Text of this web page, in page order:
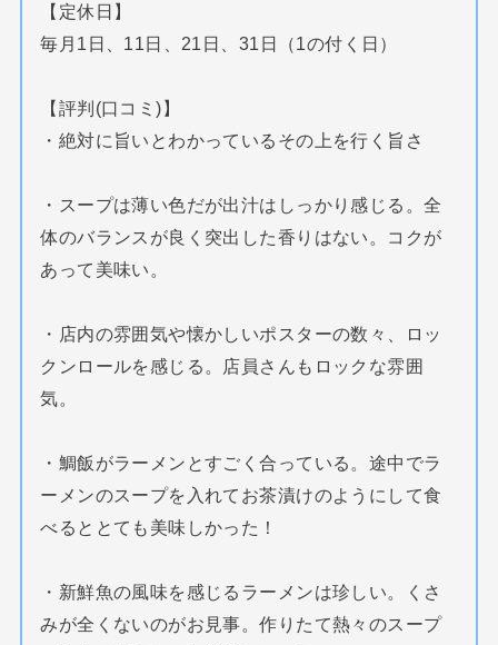
【定休日】
毎月1日、11日、21日、31日（1の付く日）
【評判(口コミ)】
・絶対に旨いとわかっているその上を行く旨さ
・スープは薄い色だが出汁はしっかり感じる。全
体のバランスが良く突出した香りはない。コクが
あって美味い。
・店内の雰囲気や懐かしいポスターの数々、ロッ
クンロールを感じる。店員さんもロックな雰囲
気。
・鯛飯がラーメンとすごく合っている。途中でラ
ーメンのスープを入れてお茶漬けのようにして食
べるととても美味しかった！
・新鮮魚の風味を感じるラーメンは珍しい。くさ
みが全くないのがお見事。作りたて熱々のスープ